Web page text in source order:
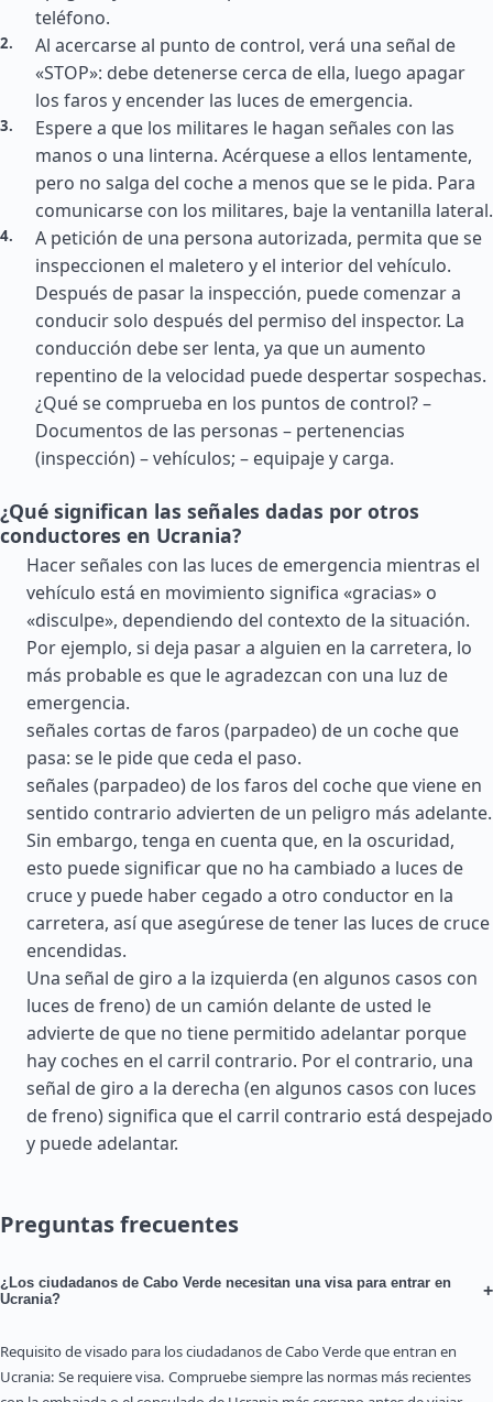
teléfono.
Al acercarse al punto de control, verá una señal de
«STOP»: debe detenerse cerca de ella, luego apagar
los faros y encender las luces de emergencia.
Espere a que los militares le hagan señales con las
manos o una linterna. Acérquese a ellos lentamente,
pero no salga del coche a menos que se le pida. Para
comunicarse con los militares, baje la ventanilla lateral.
A petición de una persona autorizada, permita que se
inspeccionen el maletero y el interior del vehículo.
Después de pasar la inspección, puede comenzar a
conducir solo después del permiso del inspector. La
conducción debe ser lenta, ya que un aumento
repentino de la velocidad puede despertar sospechas.
¿Qué se comprueba en los puntos de control? –
Documentos de las personas – pertenencias
(inspección) – vehículos; – equipaje y carga.
¿Qué significan las señales dadas por otros
conductores en Ucrania?
Hacer señales con las luces de emergencia mientras el
vehículo está en movimiento significa «gracias» o
«disculpe», dependiendo del contexto de la situación.
Por ejemplo, si deja pasar a alguien en la carretera, lo
más probable es que le agradezcan con una luz de
emergencia.
señales cortas de faros (parpadeo) de un coche que
pasa: se le pide que ceda el paso.
señales (parpadeo) de los faros del coche que viene en
sentido contrario advierten de un peligro más adelante.
Sin embargo, tenga en cuenta que, en la oscuridad,
esto puede significar que no ha cambiado a luces de
cruce y puede haber cegado a otro conductor en la
carretera, así que asegúrese de tener las luces de cruce
encendidas.
Una señal de giro a la izquierda (en algunos casos con
luces de freno) de un camión delante de usted le
advierte de que no tiene permitido adelantar porque
hay coches en el carril contrario. Por el contrario, una
señal de giro a la derecha (en algunos casos con luces
de freno) significa que el carril contrario está despejado
y puede adelantar.
Preguntas frecuentes
¿Los ciudadanos de Cabo Verde necesitan una visa para entrar en
Ucrania?
+
Requisito de visado para los ciudadanos de Cabo Verde que entran en
Ucrania: Se requiere visa. Compruebe siempre las normas más recientes